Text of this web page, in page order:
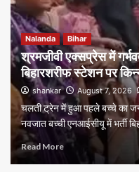
Nalanda Bihar
श्रमजीवी एक्सप्रेस में
बिहारशरीफ स्टेशन पर
shankar August 7, 2026
चलती ट्रेन में हुआ पहले बच्चे का
नवजात बच्ची एनआईसीयू में भर्ती
Read More